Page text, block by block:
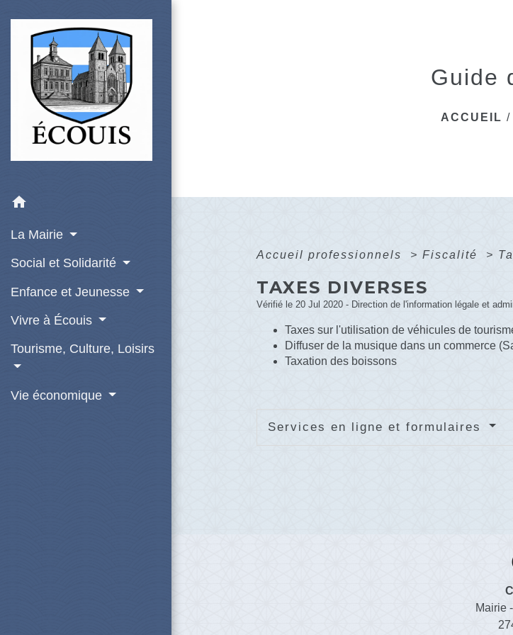
home
La Mairie
Social et Solidarité
Enfance et Jeunesse
Vivre à Écouis
Tourisme, Culture, Loisirs
Vie économique
Guide
ACCUEIL
Accueil professionnels > Fiscalité >
TAXES DIVERSES
Vérifié le 20 Jul 2020 - Direction de l'information légale et
Taxes sur l'utilisation de véhicules de
Diffuser de la musique dans un commerce
Taxation des boissons
Services en ligne et formulaires
Mairie